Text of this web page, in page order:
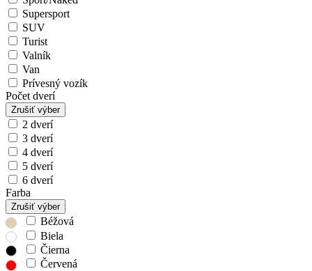
Supersport
SUV
Turist
Valník
Van
Prívesný vozík
Počet dverí
Zrušiť výber
2 dverí
3 dverí
4 dverí
5 dverí
6 dverí
Farba
Zrušiť výber
Béžová
Biela
Čierna
Červená